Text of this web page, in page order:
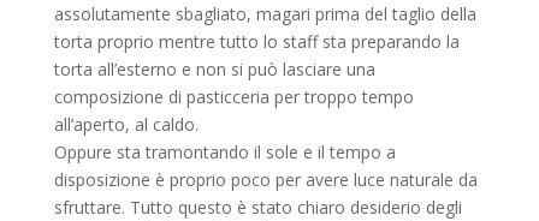
assolutamente sbagliato, magari prima del taglio della
torta proprio mentre tutto lo staff sta preparando la
torta all’esterno e non si può lasciare una
composizione di pasticceria per troppo tempo
all’aperto, al caldo.
Oppure sta tramontando il sole e il tempo a
disposizione è proprio poco per avere luce naturale da
sfruttare. Tutto questo è stato chiaro desiderio degli